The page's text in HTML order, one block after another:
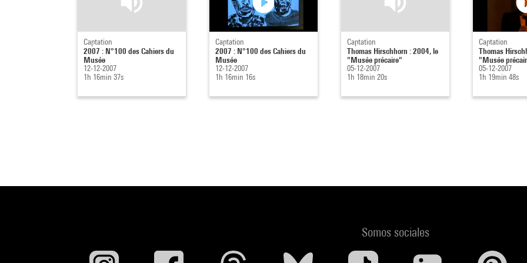
Captation
2007 : N°100 des Cahiers du
Musée
12-12-2007
1h 16min 37s
Captation
2007 : N°100 des Cahiers du
Musée
12-12-2007
1h 16min 16s
Captation
Thomas Hirschhorn : 2004, le
"Musée précaire"
05-12-2007
1h 18min 20s
Captation
Thomas
"Musée
05-12-2007
1h 19min 48s
Somos sociales